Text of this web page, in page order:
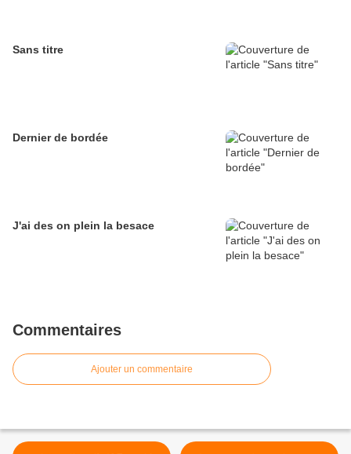
Sans titre
Dernier de bordée
J'ai des on plein la besace
Commentaires
Ajouter un commentaire